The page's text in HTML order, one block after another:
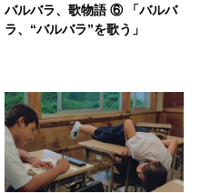
バルバラ、歌物語 ⑥ 「バルバ
ラ、“バルバラ”を歌う」